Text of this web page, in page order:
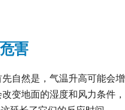
害
先自然是，气温升高可能会
变地面的湿度和风力条件